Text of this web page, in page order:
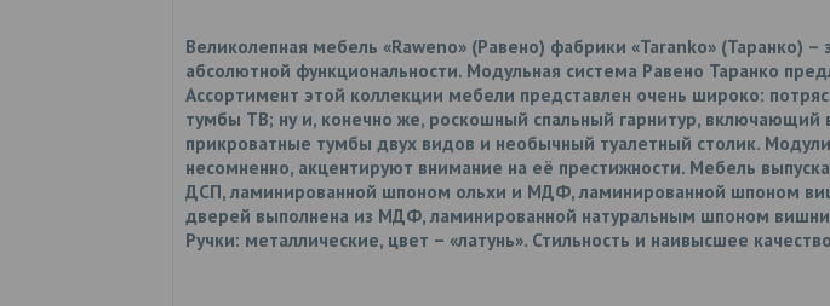
Великолепная мебель «Raweno» (Равено) фабрики «Taranko» (Таранко)
абсолютной функциональности. Модульная система Равено Таранко
Ассортимент этой коллекции мебели представлен очень широко:
тумбы ТВ; ну и, конечно же, роскошный спальный гарнитур,
прикроватные тумбы двух видов и необычный туалетный столик. Модули
несомненно, акцентируют внимание на её престижности. Мебель
ДСП, ламинированной шпоном ольхи и МДФ, ламинированной шпоном
дверей выполнена из МДФ, ламинированной натуральным шпоном
Ручки: металлические, цвет – «латунь». Стильность и наивысшеe